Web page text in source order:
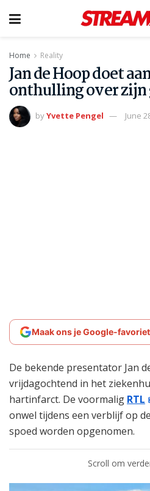
Home Reality
Jan de Hoop doet
onthulling over zijn
byYvette Pengel June
Maak ons je Google-favoriet
De bekende presentator Jan
vrijdagochtend in het
hartinfarct. De voormalig RTL
onwel tijdens een verblijf op
spoed worden opgenomen.
Scroll om